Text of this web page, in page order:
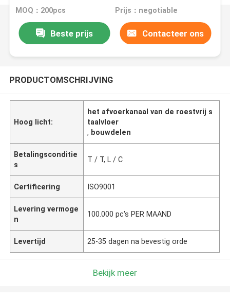
MOQ：200pcs Prijs：negotiable
Beste prijs Contacteer ons
PRODUCTOMSCHRIJVING
Hoog licht:
het afvoerkanaal van de roestvrij s
taalvloer
, bouwdelen
Betalingsconditie
s
T / T, L / C
Certificering ISO9001
Levering vermoge
n
100.000 pc's PER MAAND
Levertijd 25-35 dagen na bevestig orde
Bekijk meer